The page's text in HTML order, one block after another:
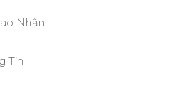
Nhận
Tin